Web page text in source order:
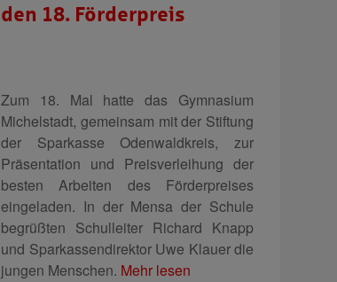
18. Förderpreis
Zum 18. Mal hatte das Gymnasium
Michelstadt, gemeinsam mit der Stiftung
der Sparkasse Odenwaldkreis, zur
Präsentation und Preisverleihung der
besten Arbeiten des Förderpreises
eingeladen. In der Mensa der Schule
begrüßten Schulleiter Richard Knapp
und Sparkassendirektor Uwe Klauer die
jungen Menschen. Mehr lesen